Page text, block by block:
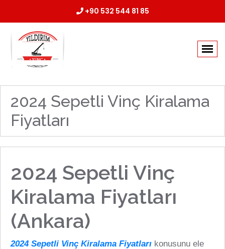
+90 532 544 81 85
2024 Sepetli Vinç Kiralama
Fiyatları
2024 Sepetli Vinç
Kiralama Fiyatları
(Ankara)
2024 Sepetli Vinç Kiralama Fiyatları konusunu ele